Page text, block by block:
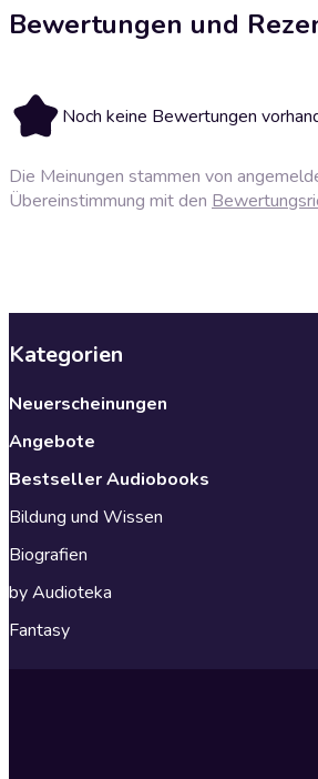
Bewertungen und
Noch keine Bewertungen
Die Meinungen stammen von
Übereinstimmung mit den
Kategorien
Neuerscheinungen
Angebote
Bestseller Audiobooks
Bildung und Wissen
Biografien
by Audioteka
Fantasy